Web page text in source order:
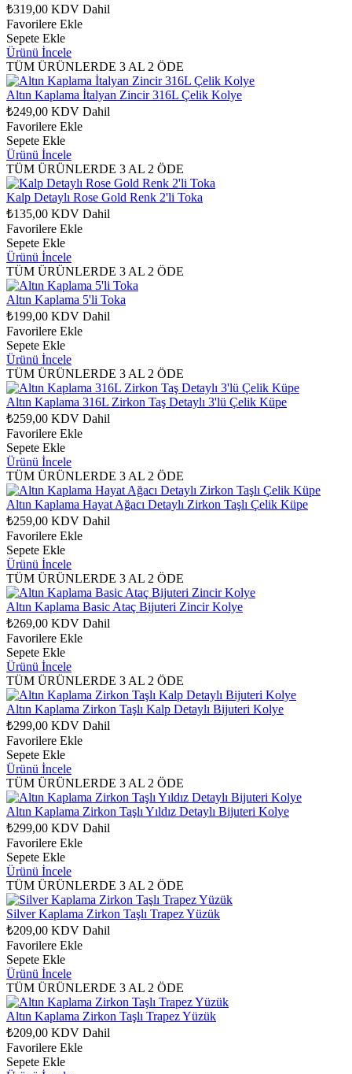
₺319,00 KDV Dahil
Favorilere Ekle
Sepete Ekle
Ürünü İncele
TÜM ÜRÜNLERDE 3 AL 2 ÖDE
Altın Kaplama İtalyan Zincir 316L Çelik Kolye
₺249,00 KDV Dahil
Favorilere Ekle
Sepete Ekle
Ürünü İncele
TÜM ÜRÜNLERDE 3 AL 2 ÖDE
Kalp Detaylı Rose Gold Renk 2'li Toka
₺135,00 KDV Dahil
Favorilere Ekle
Sepete Ekle
Ürünü İncele
TÜM ÜRÜNLERDE 3 AL 2 ÖDE
Altın Kaplama 5'li Toka
₺199,00 KDV Dahil
Favorilere Ekle
Sepete Ekle
Ürünü İncele
TÜM ÜRÜNLERDE 3 AL 2 ÖDE
Altın Kaplama 316L Zirkon Taş Detaylı 3'lü Çelik Küpe
₺259,00 KDV Dahil
Favorilere Ekle
Sepete Ekle
Ürünü İncele
TÜM ÜRÜNLERDE 3 AL 2 ÖDE
Altın Kaplama Hayat Ağacı Detaylı Zirkon Taşlı Çelik Küpe
₺259,00 KDV Dahil
Favorilere Ekle
Sepete Ekle
Ürünü İncele
TÜM ÜRÜNLERDE 3 AL 2 ÖDE
Altın Kaplama Basic Ataç Bijuteri Zincir Kolye
₺269,00 KDV Dahil
Favorilere Ekle
Sepete Ekle
Ürünü İncele
TÜM ÜRÜNLERDE 3 AL 2 ÖDE
Altın Kaplama Zirkon Taşlı Kalp Detaylı Bijuteri Kolye
₺299,00 KDV Dahil
Favorilere Ekle
Sepete Ekle
Ürünü İncele
TÜM ÜRÜNLERDE 3 AL 2 ÖDE
Altın Kaplama Zirkon Taşlı Yıldız Detaylı Bijuteri Kolye
₺299,00 KDV Dahil
Favorilere Ekle
Sepete Ekle
Ürünü İncele
TÜM ÜRÜNLERDE 3 AL 2 ÖDE
Silver Kaplama Zirkon Taşlı Trapez Yüzük
₺209,00 KDV Dahil
Favorilere Ekle
Sepete Ekle
Ürünü İncele
TÜM ÜRÜNLERDE 3 AL 2 ÖDE
Altın Kaplama Zirkon Taşlı Trapez Yüzük
₺209,00 KDV Dahil
Favorilere Ekle
Sepete Ekle